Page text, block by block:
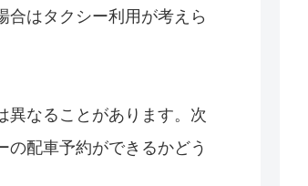
合はタクシー利用が考えら
異なることがあります。次
配車予約ができるかどう